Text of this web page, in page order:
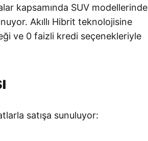
kapsamında SUV modellerinde
Akıllı Hibrit teknolojisine
ve 0 faizli kredi seçenekleriyle
satışa sunuluyor: